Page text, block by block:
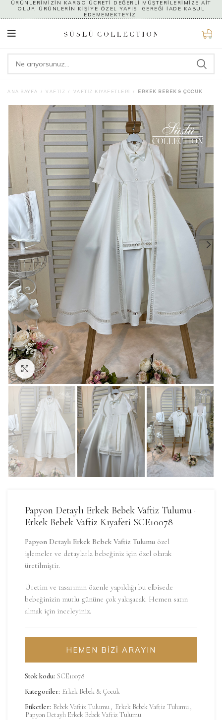
ÜRÜNLERİMİZİN KARGO ÜCRETİ DEĞERLİ MÜŞTERİLERİMİZE AİT
OLUP, ÜRÜNLERİN KİŞİYE ÖZEL YAPISI GEREĞİ İADE KABUL
EDEMEMEKTEYİZ.
0
ANA SAYFA VAFTIZ VAFTIZ KIYAFETLERI ERKEK BEBEK & ÇOCUK
Click to enlarge
Papyon Detaylı Erkek Bebek Vaftiz Tulumu ·
Erkek Bebek Vaftiz Kıyafeti SCE10078
Papyon Detaylı Erkek Bebek Vaftiz Tulumu özel
işlemeler ve detaylarla bebeğiniz için özel olarak
üretilmiştir.
Üretim ve tasarımın özenle yapıldığı bu elbisede
bebeğinizin mutlu gününe çok yakışacak. Hemen satın
almak için inceleyiniz.
HEMEN BİZİ ARAYIN
Stok kodu: SCE10078
Kategoriler: Erkek Bebek & Çocuk
Etiketler: Bebek Vaftiz Tulumu, Erkek Bebek Vaftiz Tulumu,
Papyon Detaylı Erkek Bebek Vaftiz Tulumu